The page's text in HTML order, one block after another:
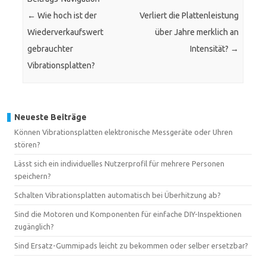
← Wie hoch ist der
Wiederverkaufswert
gebrauchter
Vibrationsplatten?
Verliert die Plattenleistung
über Jahre merklich an
Intensität? →
Neueste Beiträge
Können Vibrationsplatten elektronische Messgeräte oder Uhren
stören?
Lässt sich ein individuelles Nutzerprofil für mehrere Personen
speichern?
Schalten Vibrationsplatten automatisch bei Überhitzung ab?
Sind die Motoren und Komponenten für einfache DIY-Inspektionen
zugänglich?
Sind Ersatz-Gummipads leicht zu bekommen oder selber ersetzbar?